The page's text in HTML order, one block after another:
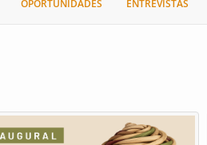
OPORTUNIDADES ENTREVISTAS